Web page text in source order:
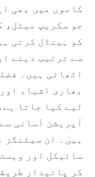
کاموں میں بھی
جو سکریپ میٹل،
کو ہینڈل کرتی
سے ترتیب دینے
اٹھاتی ہیں۔
بھاری اشیاء
لیے کیا جاتا
آپریشن آسانی
ہیں۔ ان
سائیکل اور
کر پائیدار